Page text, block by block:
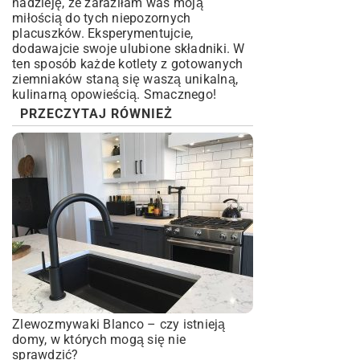
miłością do tych niepozornych
placuszków. Eksperymentujcie,
dodawajcie swoje ulubione składniki. W
ten sposób każde kotlety z gotowanych
ziemniaków staną się waszą unikalną,
kulinarną opowieścią. Smacznego!
PRZECZYTAJ RÓWNIEŻ
Zlewozmywaki Blanco – czy istnieją
domy, w których mogą się nie
sprawdzić?